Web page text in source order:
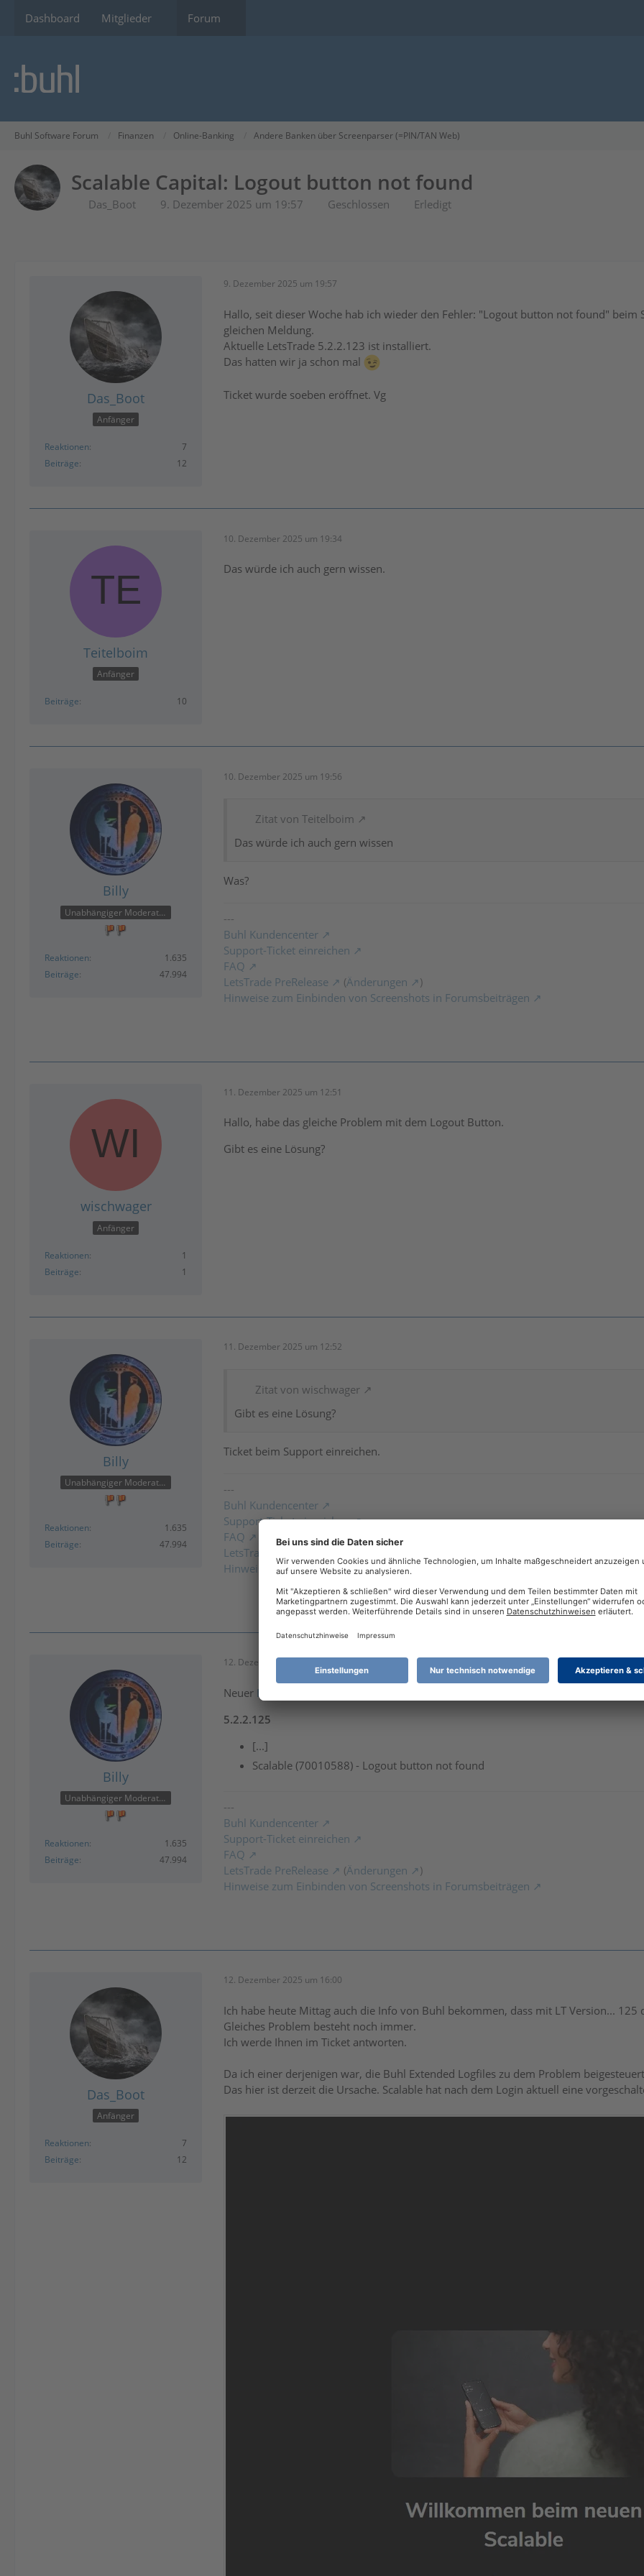
Dashboard Mitglieder Forum
Buhl Software Forum Finanzen Online-Banking Andere Banken über Screenparser (=PIN/TAN Web)
Scalable Capital: Logout button not found
Das_Boot 9. Dezember 2025 um 19:57 Geschlossen Erledigt
Das_Boot
Anfänger
Reaktionen
7
Beiträge
12
9. Dezember 2025 um 19:57
Hallo, seit dieser Woche hab ich wieder den Fehler: "Logout button not found"
gleichen Meldung.
Aktuelle LetsTrade 5.2.2.123 ist installiert.
Das hatten wir ja schon mal
Ticket wurde soeben eröffnet. Vg
Teitelboim
Anfänger
Beiträge 10
10. Dezember 2025 um 19:34
Das würde ich auch gern wissen.
Billy
Unabhängiger Moderator
Reaktionen
1.635
Beiträge
47.994
10. Dezember 2025 um 19:56
Zitat von Teitelboim
Das würde ich auch gern wissen
Was?
---
Buhl Kundencenter
Support-Ticket einreichen
FAQ
LetsTrade PreRelease
(Änderungen
)
Hinweise zum Einbinden von Screenshots in Forumsbeiträgen
wischwager
Anfänger
Reaktionen
1
Beiträge
1
11. Dezember 2025 um 12:51
Hallo, habe das gleiche Problem mit dem Logout Button.
Gibt es eine Lösung?
Billy
Unabhängiger Moderator
Reaktionen
1.635
Beiträge
47.994
11. Dezember 2025 um 12:52
Zitat von wischwager
Gibt es eine Lösung?
Ticket beim Support einreichen.
---
Buhl Kundencenter
Support-Ticket einreichen
FAQ
LetsTrade PreRelease
Hinweise zum Einbinden von Screenshots in Forumsbeiträgen
Billy
Unabhängiger Moderator
Reaktionen
1.635
Beiträge
47.994
12. Dezember 2025 um 14:54
Neuer LetstTrade PreRelease
5.2.2.125
[...]
Scalable (70010588) - Logout button not found
---
Buhl Kundencenter
Support-Ticket einreichen
FAQ
LetsTrade PreRelease
(Änderungen
)
Hinweise zum Einbinden von Screenshots in Forumsbeiträgen
Das_Boot
Anfänger
Reaktionen
7
Beiträge
12
12. Dezember 2025 um 16:00
Ich habe heute Mittag auch die Info von Buhl bekommen, dass mit LT Version...
Gleiches Problem besteht noch immer.
Ich werde Ihnen im Ticket antworten.
Da ich einer derjenigen war, die Buhl Extended Logfiles zu dem Problem
Das hier ist derzeit die Ursache. Scalable hat nach dem Login aktuell eine